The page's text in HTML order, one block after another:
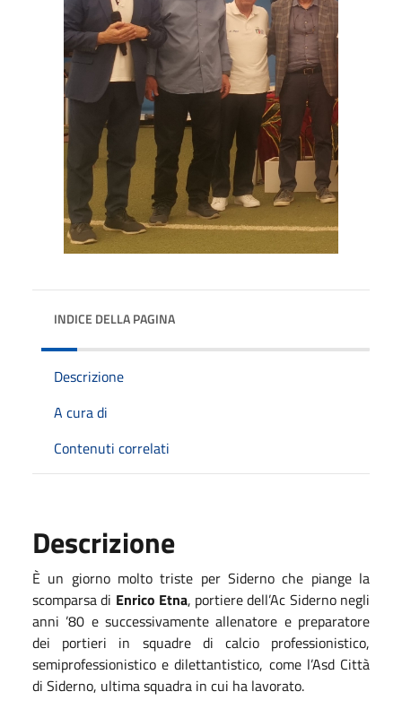
INDICE DELLA PAGINA
Descrizione
A cura di
Contenuti correlati
Descrizione
È un giorno molto triste per Siderno che piange la
scomparsa di Enrico Etna, portiere dell’Ac Siderno negli
anni ’80 e successivamente allenatore e preparatore
dei portieri in squadre di calcio professionistico,
semiprofessionistico e dilettantistico, come l’Asd Città
di Siderno, ultima squadra in cui ha lavorato.